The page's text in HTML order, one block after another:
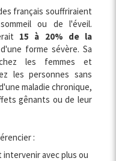
français souffriraient
ou de l'éveil.
15 à 20% de la
forme sévère. Sa
les femmes et
les personnes sans
maladie chronique,
gênants ou de leur
:
intervenir avec plus ou